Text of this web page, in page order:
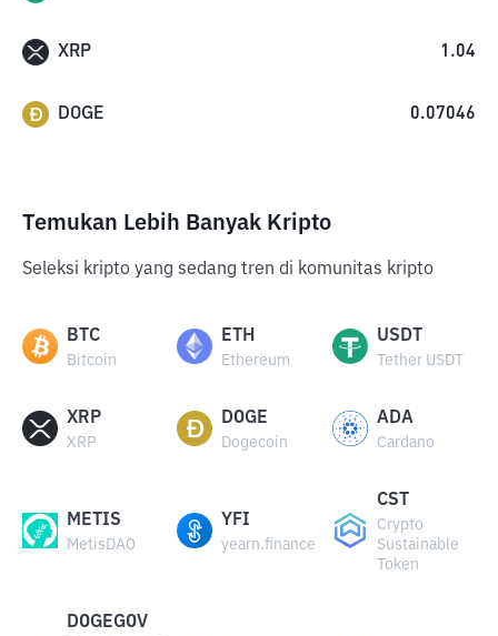
XRP 1.04
DOGE 0.07046
Temukan Lebih Banyak Kripto
Seleksi kripto yang sedang tren di komunitas kripto
BTC
Bitcoin
ETH
Ethereum
USDT
Tether USDT
XRP
XRP
DOGE
Dogecoin
ADA
Cardano
METIS
MetisDAO
YFI
yearn.finance
CST
Crypto
Sustainable
Token
DOGEGOV